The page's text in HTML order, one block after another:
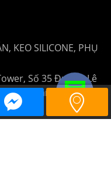
KEO SILICONE, PHỤ
Số 35 Đường Lê
Thanh Xuân, Hà